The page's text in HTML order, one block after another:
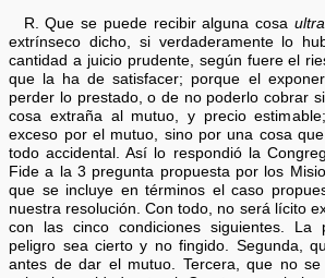
R. Que se puede recibir alguna cosa
extrínseco dicho, si verdaderamente lo
cantidad a juicio prudente, según fuere el
que la ha de satisfacer; porque el
perder lo prestado, o de no poderlo cobrar
cosa extraña al mutuo, y precio
exceso por el mutuo, sino por una cosa
todo accidental. Así lo respondió la
Fide a la 3 pregunta propuesta por los
que se incluye en términos el caso
nuestra resolución. Con todo, no será lícito
con las cinco condiciones siguientes. La
peligro sea cierto y no fingido. Segunda,
antes de dar el mutuo. Tercera, que no